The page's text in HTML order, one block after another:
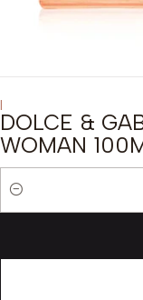
|
DOLCE &
WOMAN
Cantidad